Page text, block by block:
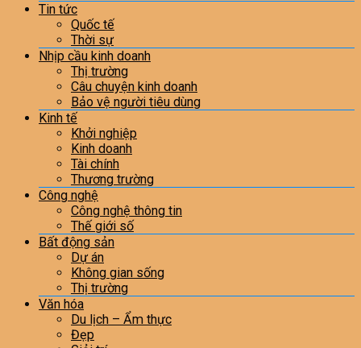
Tin tức
Quốc tế
Thời sự
Nhịp cầu kinh doanh
Thị trường
Câu chuyện kinh doanh
Bảo vệ người tiêu dùng
Kinh tế
Khởi nghiệp
Kinh doanh
Tài chính
Thương trường
Công nghệ
Công nghệ thông tin
Thế giới số
Bất động sản
Dự án
Không gian sống
Thị trường
Văn hóa
Du lịch – Ẩm thực
Đẹp